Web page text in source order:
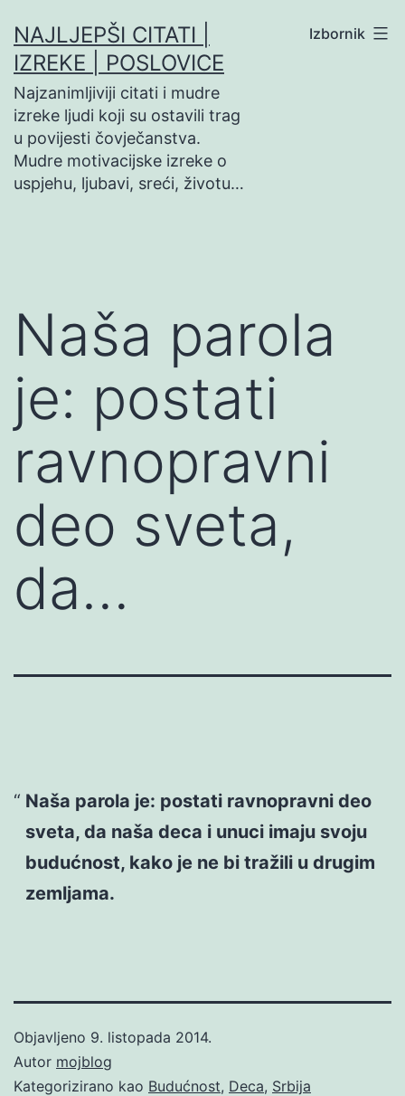
na
sadržaj
NAJLJEPŠI CITATI |
IZREKE | POSLOVICE
Najzanimljiviji citati i mudre
izreke ljudi koji su ostavili trag
u povijesti čovječanstva.
Mudre motivacijske izreke o
uspjehu, ljubavi, sreći, životu…
Izbornik
Naša parola
je: postati
ravnopravni
deo sveta,
da…
Naša parola je: postati ravnopravni deo
sveta, da naša deca i unuci imaju svoju
budućnost, kako je ne bi tražili u drugim
zemljama.
Objavljeno 9. listopada 2014.
Autor mojblog
Kategorizirano kao Budućnost, Deca, Srbija